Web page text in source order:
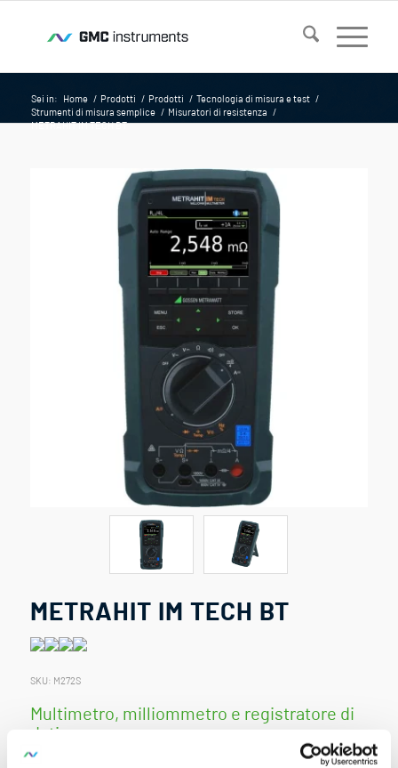
Sei in: Home / Prodotti / Prodotti / Tecnologia di misura e test /
Strumenti di misura semplice / Misuratori di resistenza /
METRAHIT IM TECH BT
METRAHIT IM TECH BT
SKU: M272S
Multimetro, milliommetro e registratore di
dati
Il METRAHIT IM TECH BT è un multimetro e milliommetro